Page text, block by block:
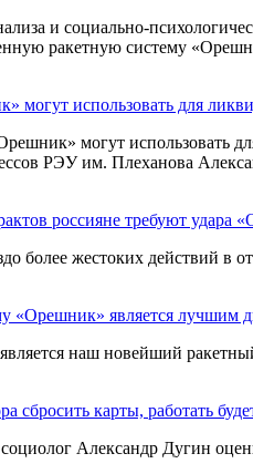
и социально-
ракетную систему
могут использовать для
могут использовать
РЭУ им. Плеханова
россияне требуют удара
более жестоких действий
«Орешник» является лучшим
наш новейший
сбросить карты, работать
Александр Дугин